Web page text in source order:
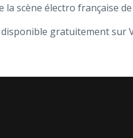
la scène électro française
gratuitement sur